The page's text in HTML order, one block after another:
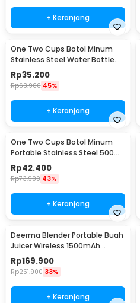
+ Keranjang
One Two Cups Botol Minum
Stainless Steel Water Bottle
300ml - YM006
Rp35.200
Rp63.900 45%
+ Keranjang
One Two Cups Botol Minum
Portable Stainless Steel 500ml
- YM006
Rp42.400
Rp73.900 43%
+ Keranjang
Deerma Blender Portable Buah
Juicer Wireless 1500mAh
400ml - DEM-NU05
Rp169.900
Rp251.900 33%
+ Keranjang